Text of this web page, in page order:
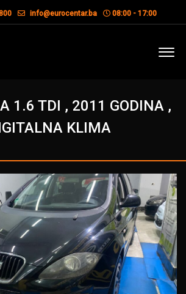
info@eurocentar.ba 08:00 - 17:00
1.6 TDI , 2011 GODINA ,
KLIMA